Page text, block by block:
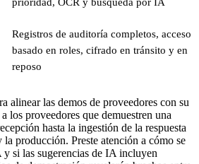
Registros de auditoría completos, acceso
basado en roles, cifrado en tránsito y en
reposo
alinear las demos de proveedores con su
los proveedores que demuestren una
hasta la ingestión de la respuesta
producción. Preste atención a cómo se
si las sugerencias de IA incluyen